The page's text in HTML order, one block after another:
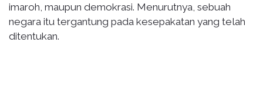
imaroh, maupun demokrasi. Menurutnya, sebuah
negara itu tergantung pada kesepakatan yang telah
ditentukan.